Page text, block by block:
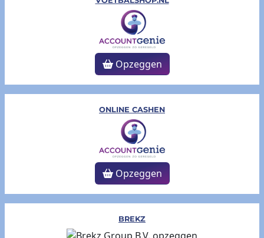
Opzeggen
ONLINE CASHEN
Opzeggen
BREKZ